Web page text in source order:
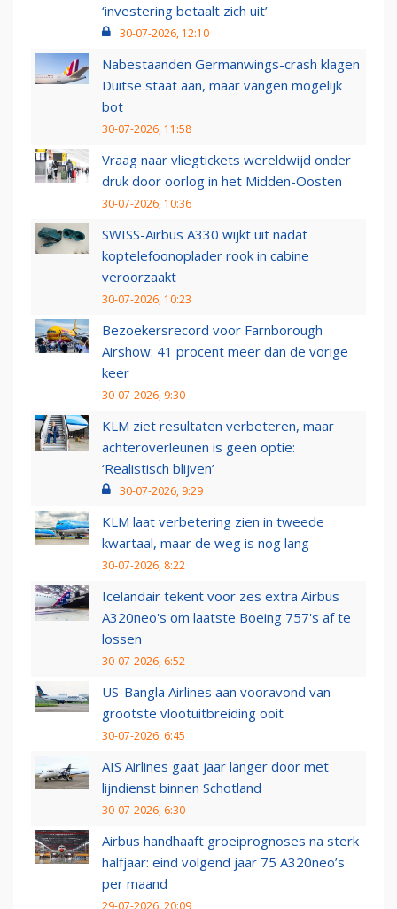
‘investering betaalt zich uit’
30-07-2026, 12:10
Nabestaanden Germanwings-crash klagen
Duitse staat aan, maar vangen mogelijk
bot
30-07-2026, 11:58
Vraag naar vliegtickets wereldwijd onder
druk door oorlog in het Midden-Oosten
30-07-2026, 10:36
SWISS-Airbus A330 wijkt uit nadat
koptelefoonoplader rook in cabine
veroorzaakt
30-07-2026, 10:23
Bezoekersrecord voor Farnborough
Airshow: 41 procent meer dan de vorige
keer
30-07-2026, 9:30
KLM ziet resultaten verbeteren, maar
achteroverleunen is geen optie:
‘Realistisch blijven’
30-07-2026, 9:29
KLM laat verbetering zien in tweede
kwartaal, maar de weg is nog lang
30-07-2026, 8:22
Icelandair tekent voor zes extra Airbus
A320neo's om laatste Boeing 757's af te
lossen
30-07-2026, 6:52
US-Bangla Airlines aan vooravond van
grootste vlootuitbreiding ooit
30-07-2026, 6:45
AIS Airlines gaat jaar langer door met
lijndienst binnen Schotland
30-07-2026, 6:30
Airbus handhaaft groeiprognoses na sterk
halfjaar: eind volgend jaar 75 A320neo’s
per maand
29-07-2026, 20:09